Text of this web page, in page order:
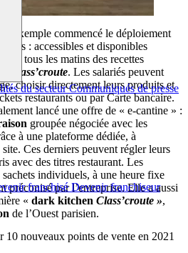
du secteur Communiqués de presse
franchisé Devenir franchiseur
exemple commencé le déploiement
: accessibles et disponibles
tous les matins des recettes
Class’croute. Les salariés peuvent
choisir directement leurs produits et
restaurants ou par Carte bancaire.
lancé une offre de « e-cantine » :
groupée négociée avec les
à une plateforme dédiée, à
site. Ces derniers peuvent régler leurs
avec des titres restaurant. Les
individuels, à une heure fixe
préconisé par l’entreprise. Elle a aussi
« dark kitchen Class’croute »,
de l’Ouest parisien.
10 nouveaux points de vente en 2021